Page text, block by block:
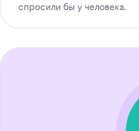
спросили бы у человека.